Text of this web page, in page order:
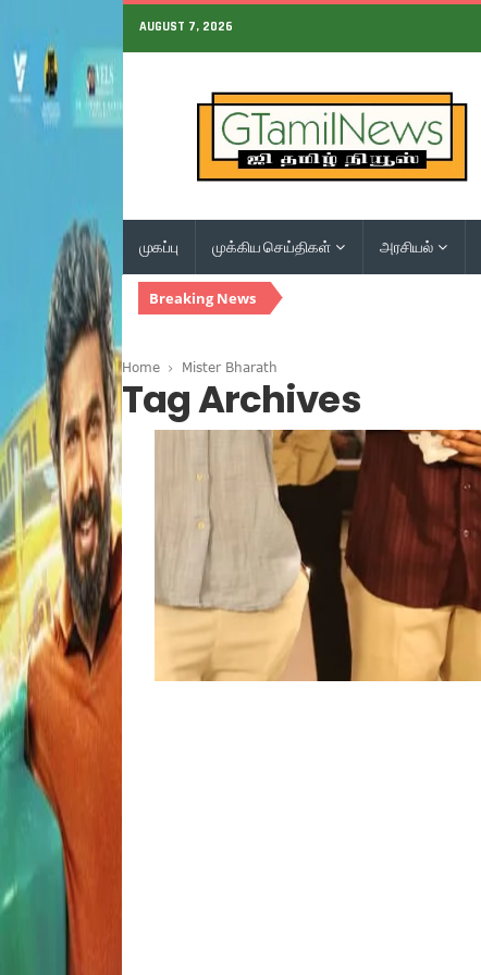
AUGUST 7, 2026
முகப்பு முக்கிய செய்திகள் அரசியல்
Breaking News
Home Mister Bharath
Tag Archives